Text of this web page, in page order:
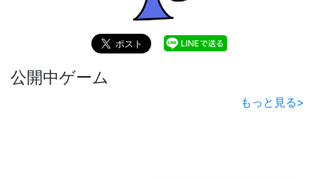
公開中ゲーム
もっと見る>